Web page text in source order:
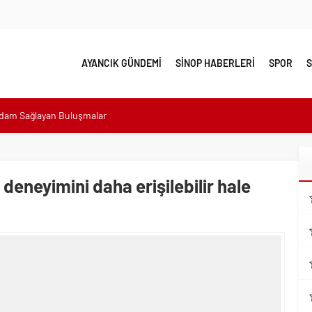
AYANCIK GÜNDEMİ SİNOP HABERLERİ SPOR
Sağlayan Buluşmalar
daha erişilebilir hale